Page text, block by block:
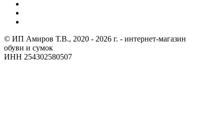
© ИП Амиров Т.В., 2020 - 2026 г. - интернет-магазин
обуви и сумок
ИНН 254302580507